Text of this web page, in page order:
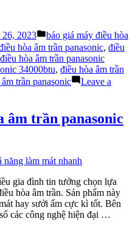
2023
Posted
in
báo giá máy điều hòa
hòa âm trần panasonic, điều
điều hòa âm trần panasonic
34000btu, điều hòa âm trần
trần panasonic
Leave a
âm trần panasonic
gia đình tin tưởng chọn lựa
hòa âm trần. Sản phẩm này
hay sưởi ấm cực kì tốt. Bên
các công nghệ hiện đại …